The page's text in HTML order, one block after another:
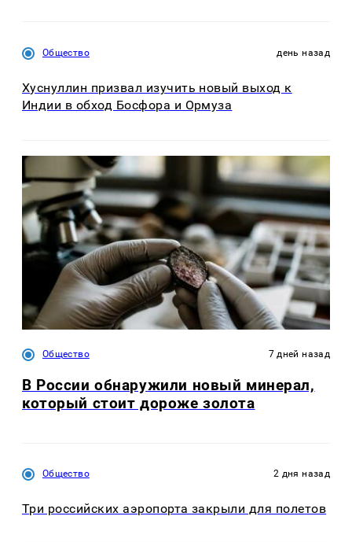
Общество день назад
Хуснуллин призвал изучить новый выход к
Индии в обход Босфора и Ормуза
Общество 7 дней назад
В России обнаружили новый минерал,
который стоит дороже золота
Общество 2 дня назад
Три российских аэропорта закрыли для полетов